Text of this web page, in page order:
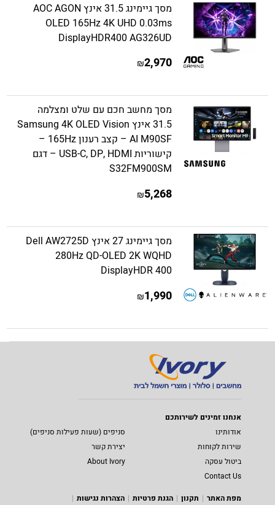
מסך גיימינג 31.5 אינץ AOC AGON
OLED 165Hz 4K UHD 0.03ms
DisplayHDR400 AG326UD
2,970
₪
מסך מחשב חכם עם שלט ומצלמה
31.5 אינץ Samsung 4K OLED Vision
AI M90SF – קצב רענון 165Hz –
קישוריות USB-C, DP, HDMI – דגם
S32FM900SM
5,268
₪
מסך גיימינג 27 אינץ Dell AW2725D
280Hz QD-OLED 2K WQHD
DisplayHDR 400
1,990
₪
אנחנו זמינים לשירותכם
אודותינו
סניפים (שעות פעילות סניפים)
שירות לקוחות
יצירת קשר
ביטול עסקה
About Ivory
Contact Us
מפת האתר
תקנון הגנת פרטיות
הצהרות נגישות